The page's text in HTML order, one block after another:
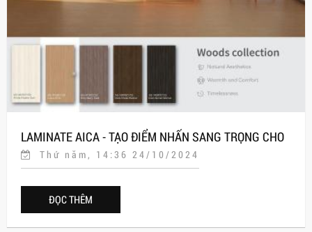
LAMINATE AICA - TẠO ĐIỂM NHẤN SANG TRỌNG CHO
KHÔNG GIAN NỘI THẤT!
Thứ năm, 14:36 24/10/2024
ĐỌC THÊM